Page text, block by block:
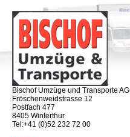
Bischof Umzüge und Transporte AG
Fröschenweidstrasse 12
Postfach 477
8405 Winterthur
Tel:+41 (0)52 232 72 00